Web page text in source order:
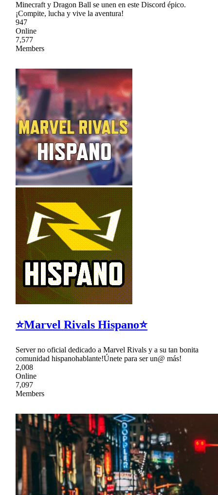
Minecraft y Dragon Ball se unen en este Discord épico.
¡Compite, lucha y vive la aventura!
947
Online
7,577
Members
⭐Marvel Rivals Hispano⭐
Server no oficial dedicado a Marvel Rivals y a su tan bonita
comunidad hispanohablante!Únete para ser un@ más!
2,008
Online
7,097
Members